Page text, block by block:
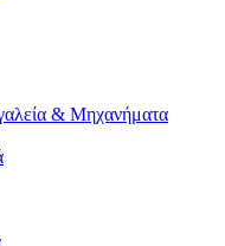
& Μηχανήματα